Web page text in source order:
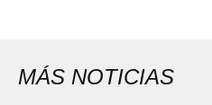
MÁS NOTICIAS